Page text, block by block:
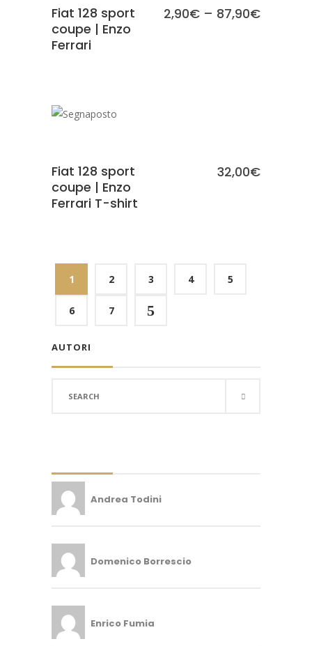
Fiat 128 sport
coupe | Enzo
Ferrari
2,90€ – 87,90€
Fiat 128 sport
coupe | Enzo
Ferrari T-shirt
32,00€
1 2 3 4 5
6 7 5
AUTORI
Andrea Todini
Domenico Borrescio
Enrico Fumia